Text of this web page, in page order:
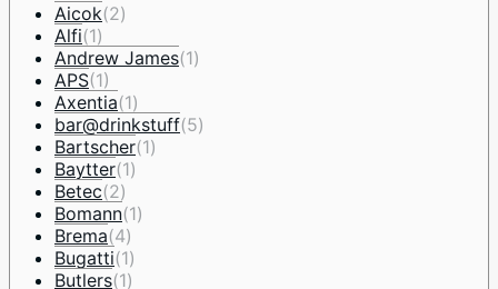
Aicok(2)
Alfi(1)
Andrew James(1)
APS(1)
Axentia(1)
bar@drinkstuff(5)
Bartscher(1)
Baytter(1)
Betec(2)
Bomann(1)
Brema(4)
Bugatti(1)
Butlers(1)